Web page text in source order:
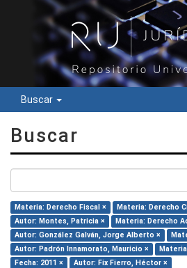
Buscar
Buscar
Materia: Derecho Fiscal ×
Materia: Derecho
Autor: Montes, Patricia ×
Materia: Derecho
Autor: González Galván, Jorge Alberto ×
Autor: Padrón Innamorato, Mauricio ×
Fecha: 2011 ×
Autor: Fix Fierro, Héctor ×